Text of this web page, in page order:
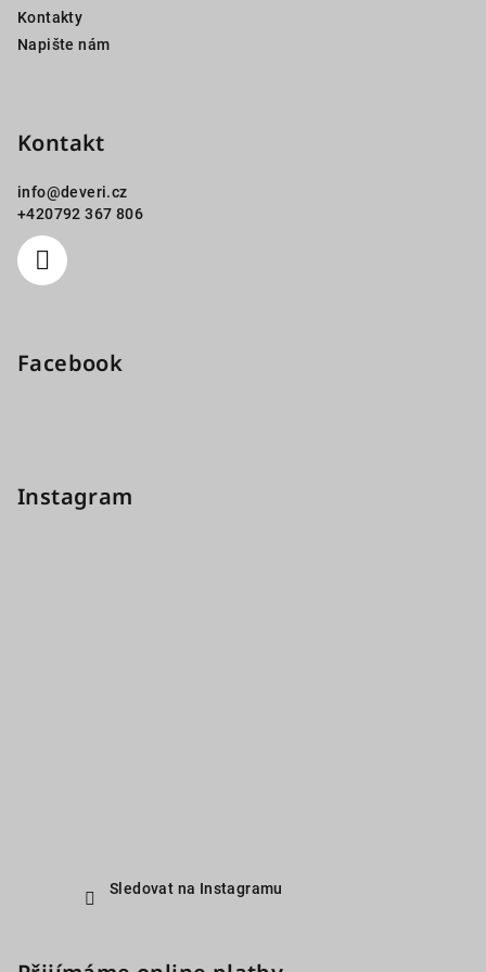
Kontakty
Napište nám
Kontakt
info@deveri.cz
+420792 367 806
Facebook
Instagram
Sledovat na Instagramu